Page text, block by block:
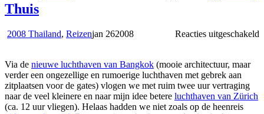
Thuis
2008 Thailand, Reizen Reacties uitgeschakeld
jan 262008
Via de nieuwe luchthaven van Bangkok (mooie architectuur, maar
verder een ongezellige en rumoerige luchthaven met gebrek aan
zitplaatsen voor de gates) vlogen we met ruim twee uur vertraging
naar de veel kleinere en naar mijn idee betere luchthaven van Zürich
(ca. 12 uur vliegen). Helaas hadden we niet zoals op de heenreis